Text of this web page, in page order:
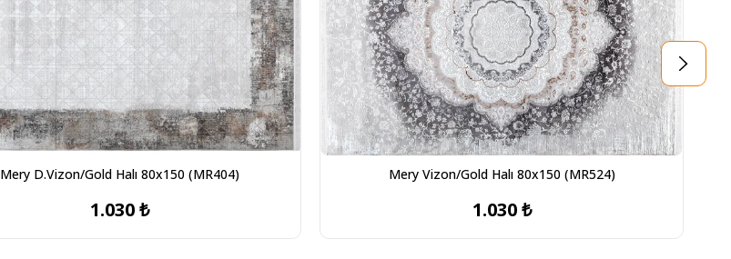
Mery D.Vizon/Gold Halı 80x150 (MR404)
1.030 ₺
Mery Vizon/Gold Halı 80x150 (MR524)
1.030 ₺